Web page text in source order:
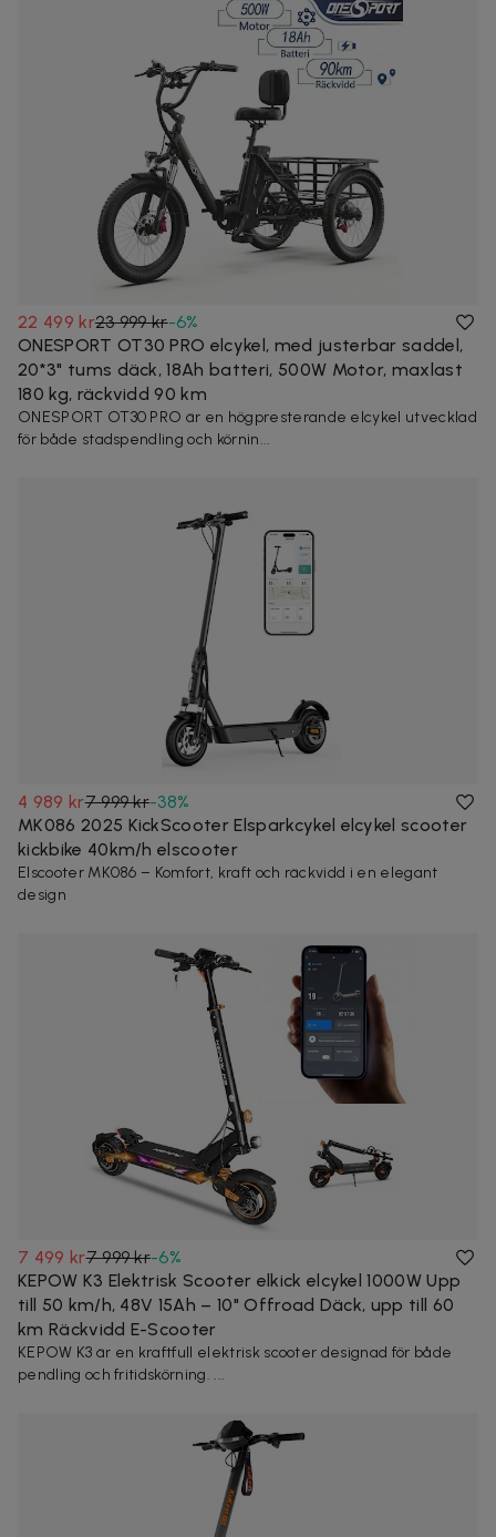
22 499 kr23 999 kr-6%
ONESPORT OT30 PRO elcykel, med justerbar saddel,
20*3" tums däck, 18Ah batteri, 500W Motor, maxlast
180 kg, räckvidd 90 km
ONESPORT OT30 PRO är en högpresterande elcykel utvecklad
för både stadspendling och körnin...
4 989 kr7 999 kr-38%
MK086 2025 KickScooter Elsparkcykel elcykel scooter
kickbike 40km/h elscooter
Elscooter MK086 – Komfort, kraft och räckvidd i en elegant
design
7 499 kr7 999 kr-6%
KEPOW K3 Elektrisk Scooter elkick elcykel 1000W Upp
till 50 km/h, 48V 15Ah – 10" Offroad Däck, upp till 60
km Räckvidd E-Scooter
KEPOW K3 är en kraftfull elektrisk scooter designad för både
pendling och fritidskörning. ...